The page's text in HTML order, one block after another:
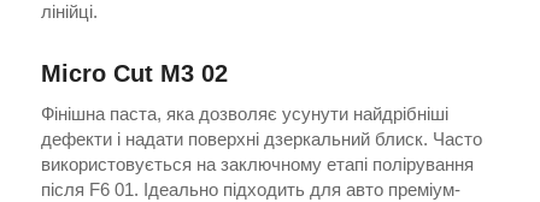
лінійці.
Micro Cut M3 02
Фінішна паста, яка дозволяє усунути найдрібніші
дефекти і надати поверхні дзеркальний блиск. Часто
використовується на заключному етапі полірування
після F6 01. Ідеально підходить для авто преміум-